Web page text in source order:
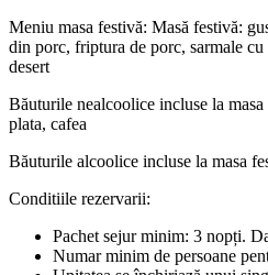
Meniu masa festivă: Masă festivă:
din porc, friptura de porc, sarmale
desert
Băuturile nealcoolice incluse la
plata, cafea
Băuturile alcoolice incluse la masa
Conditiile rezervarii:
Pachet sejur minim: 3 nopți.
Numar minim de persoane